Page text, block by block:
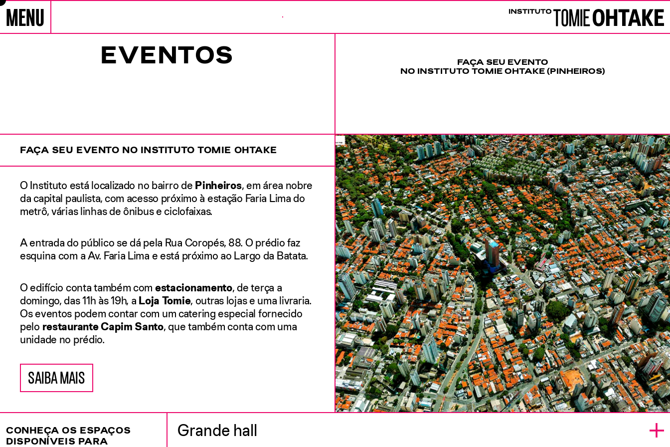
Pular para conteúdo
MENU Instituto Tomie Ohtake
EVENTOS
FAÇA SEU EVENTO
NO INSTITUTO TOMIE OHTAKE (PINHEIROS)
FAÇA SEU EVENTO NO INSTITUTO TOMIE OHTAKE
O Instituto está localizado no bairro de Pinheiros, em área nobre
da capital paulista, com acesso próximo à estação Faria Lima do
metrô, várias linhas de ônibus e ciclofaixas.
A entrada do público se dá pela Rua Coropés, 88. O prédio faz
esquina com a Av. Faria Lima e está próximo ao Largo da Batata.
O edifício conta também com estacionamento, de terça a
domingo, das 11h às 19h, a Loja Tomie, outras lojas e uma livraria.
Os eventos podem contar com um catering especial fornecido
pelo restaurante Capim Santo, que também conta com uma
unidade no prédio.
SAIBA MAIS
CONHEÇA OS ESPAÇOS
DISPONÍVEIS PARA
Grande hall